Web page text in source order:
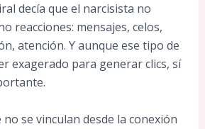
decía que el narcisista no
reacciones: mensajes, celos,
atención. Y aunque ese tipo de
exagerado para generar clics, sí
se vinculan desde la conexión